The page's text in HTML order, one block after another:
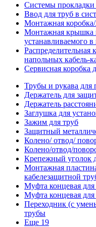
Системы прокладки
Ввод для труб в
Монтажная
Монтажная крышка
устанавливаемого в
Распределительная
напольных кабель-
Сервисная коробка
Трубы и рукава для
Держатель для
Держатель
Заглушка для
Зажим для труб
Защитный
Колено/ отвод/
Колено/отвод/
Крепежный уголок
Монтажная
кабелезащитной
Муфта концевая
Муфта концевая
Переходник (с
трубы
Еще 19